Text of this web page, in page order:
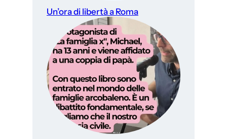
Un’ora di libertà a Roma